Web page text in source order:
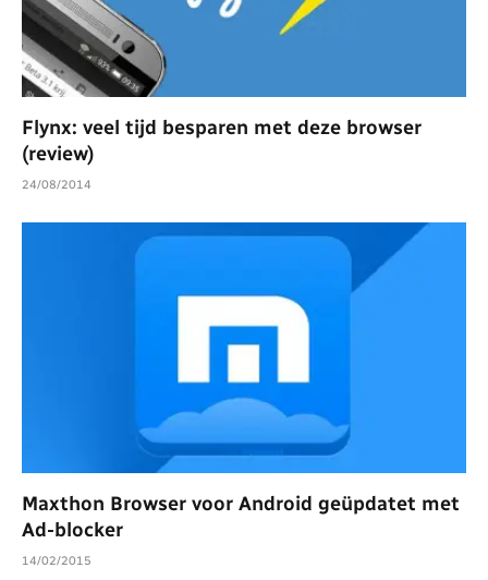
Flynx: veel tijd besparen met deze browser
(review)
24/08/2014
Maxthon Browser voor Android geüpdatet met
Ad-blocker
14/02/2015